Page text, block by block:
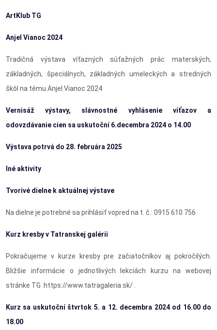
ArtKlub TG
Anjel Vianoc 2024
Tradičná výstava víťazných súťažných prác materských,
základných, špeciálnych, základných umeleckých a stredných
škôl na tému Anjel Vianoc 2024
Vernisáž výstavy, slávnostné vyhlásenie víťazov a
odovzdávanie cien sa uskutoční 6.decembra 2024 o 14.00
Výstava potrvá do 28. februára 2025
Iné aktivity
Tvorivé dielne k aktuálnej výstave
Na dielne je potrebné sa prihlásiť vopred na t. č.: 0915 610 756
Kurz kresby v Tatranskej galérii
Pokračujeme v kurze kresby pre začiatočníkov aj pokročilých.
Bližšie informácie o jednotlivých lekciách kurzu na webovej
stránke TG https://www.tatragaleria.sk/ .
Kurz sa uskutočníštvrtok 5. a 12. decembra 2024 od 16.00 do
18.00